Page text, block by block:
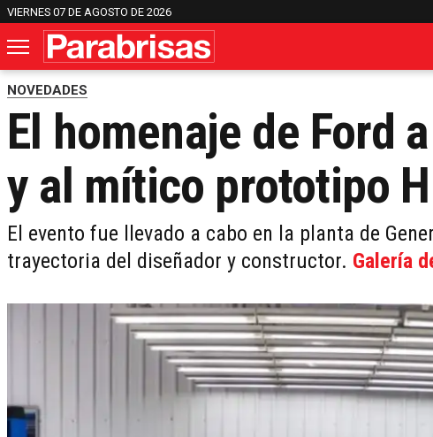
VIERNES 07 DE AGOSTO DE 2026
NOVEDADES
El homenaje de Ford
y al mítico prototipo
El evento fue llevado a cabo en la planta de
trayectoria del diseñador y constructor. Galería